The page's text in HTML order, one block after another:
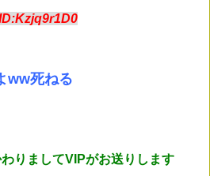
ww死ねる
りましてVIPがお送りします